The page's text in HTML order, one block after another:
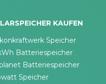
KAUFEN
Speicher
Batteriespeicher
Batteriespeicher
Speicher